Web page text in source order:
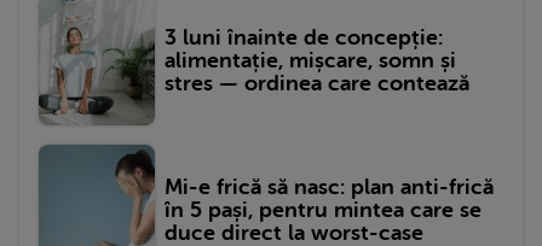
3 luni înainte de concepție:
alimentație, mișcare, somn și
stres — ordinea care contează
Mi-e frică să nasc: plan anti-frică
în 5 pași, pentru mintea care se
duce direct la worst-case